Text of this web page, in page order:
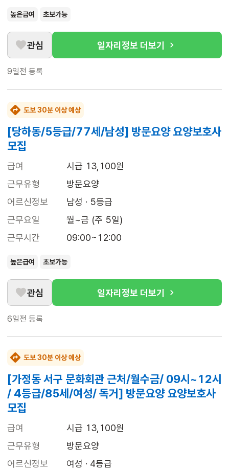
높은급여 초보가능
관심 일자리정보 더보기
9일전 등록
도보 30분 이상 예상
[당하동/5등급/77세/남성] 방문요양 요양보호사
모집
급여
시급 13,100원
근무유형
방문요양
어르신정보
남성 · 5등급
근무요일
월~금 (주 5일)
근무시간
09:00~12:00
높은급여 초보가능
관심 일자리정보 더보기
6일전 등록
도보 30분 이상 예상
[가정동 서구 문화회관 근처/월수금/ 09시~12시
/ 4등급/85세/여성/ 독거] 방문요양 요양보호사
모집
급여
시급 13,100원
근무유형
방문요양
어르신정보
여성 · 4등급